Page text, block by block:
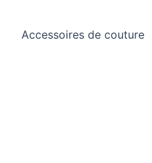
Accessoires de couture